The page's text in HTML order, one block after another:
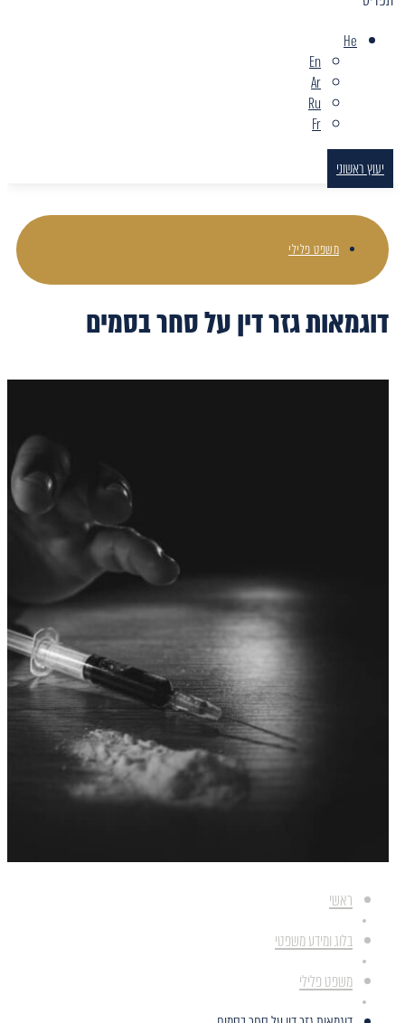
He
En
Ar
Ru
Fr
יעוץ ראשוני
משפט פלילי
דוגמאות גזר דין על סחר בסמים
ראשי
בלוג ומידע משפטי
משפט פלילי